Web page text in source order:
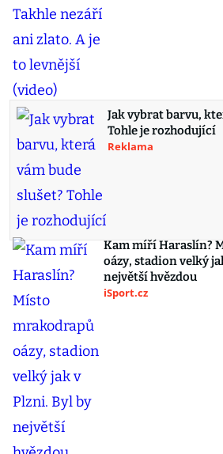
Jak vybrat barvu,
Tohle je rozhodující
Reklama
Kam míří Haraslín?
oázy, stadion velký
největší hvězdou
iSport.cz